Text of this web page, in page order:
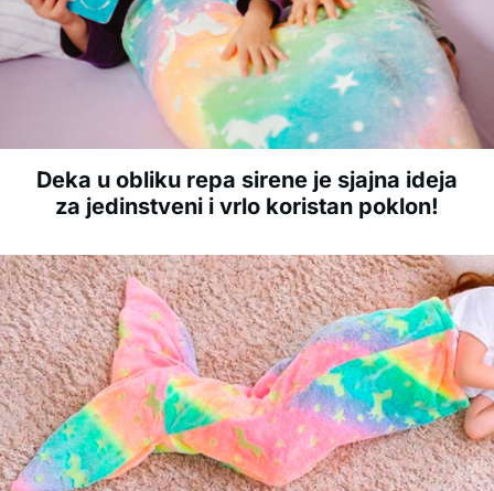
Deka u obliku repa sirene je sjajna ideja
za jedinstveni i vrlo koristan poklon!